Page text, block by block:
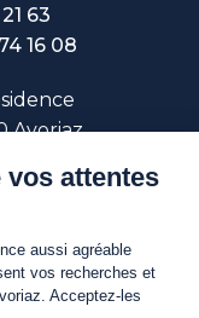
63
16 08
Avoriaz
live au